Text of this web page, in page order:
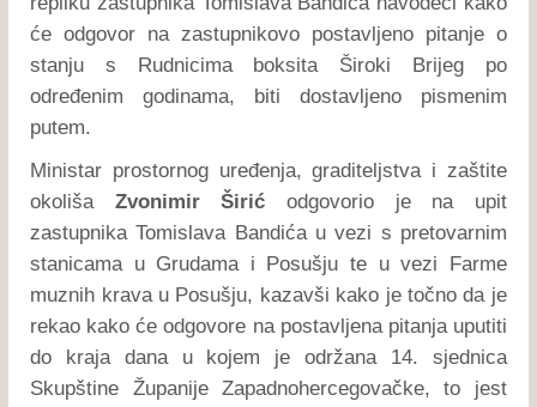
će odgovor na zastupnikovo postavljeno pitanje o
stanju s Rudnicima boksita Široki Brijeg po
određenim godinama, biti dostavljeno pismenim
putem.
Ministar prostornog uređenja, graditeljstva i zaštite
okoliša Zvonimir Širić odgovorio je na upit
zastupnika Tomislava Bandića u vezi s pretovarnim
stanicama u Grudama i Posušju te u vezi Farme
muznih krava u Posušju, kazavši kako je točno da je
rekao kako će odgovore na postavljena pitanja uputiti
do kraja dana u kojem je održana 14. sjednica
Skupštine Županije Zapadnohercegovačke, to jest